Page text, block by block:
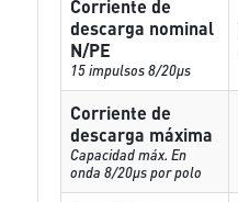
Corriente de
descarga nominal
N/PE
15 impulsos 8/20µs
Corriente de
descarga máxima
Capacidad máx. En
onda 8/20µs por polo